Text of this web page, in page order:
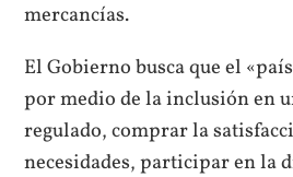
mercancías.
El Gobierno busca que el
por medio de la inclusión en
regulado, comprar la
necesidades, participar en la